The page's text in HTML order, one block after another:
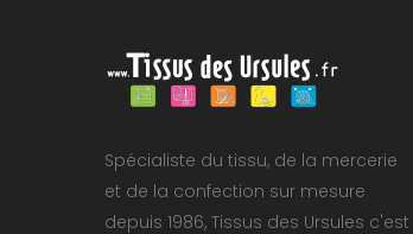
Spécialiste du tissu, de la mercerie
et de la confection sur mesure
depuis 1986, Tissus des Ursules c'est